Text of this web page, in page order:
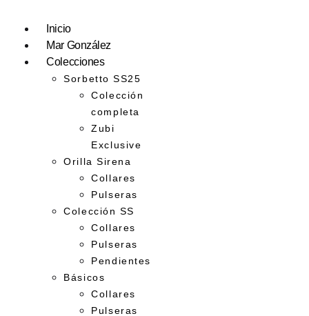
Inicio
Mar González
Colecciones
Sorbetto SS25
Colección
completa
Zubi
Exclusive
Orilla Sirena
Collares
Pulseras
Colección SS
Collares
Pulseras
Pendientes
Básicos
Collares
Pulseras